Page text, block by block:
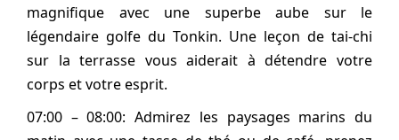
magnifique avec une superbe aube sur le
légendaire golfe du Tonkin. Une leçon de tai-chi
sur la terrasse vous aiderait à détendre votre
corps et votre esprit.
07:00 – 08:00: Admirez les paysages marins du